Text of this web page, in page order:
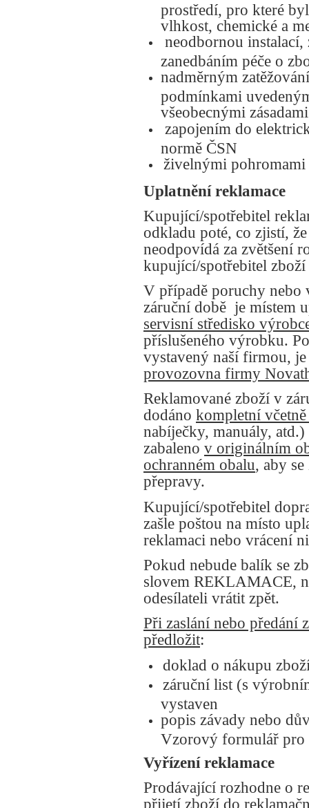
prostředí, pro které
vlhkost, chemické a
neodbornou instalací,
zanedbáním péče o
nadměrným
podmínkami
všeobecnými zásadami
zapojením do
normě ČSN
živelnými
Uplatnění reklamace
Kupující/spotřebitel
odkladu poté, co zjistí,
neodpovídá za zvětšení
kupující/spotřebitel
V případě poruchy
záruční době je místem
servisní středisko
příslušeného výrobku.
vystavený naší firmou,
provozovna firmy
Reklamované zboží v
dodáno kompletní
nabíječky, manuály, atd.)
zabaleno v originálním
ochranném obalu, aby
přepravy.
Kupující/spotřebitel
zašle poštou na místo
reklamaci nebo vrácení
Pokud nebude balík se
slovem REKLAMACE,
odesílateli vrátit zpět.
Při zaslání nebo předání
předložit:
doklad o nákupu
záruční list (s
vystaven
popis závady nebo
Vzorový formulář pro
Vyřízení reklamace
Prodávající rozhodne o
přijetí zboží do